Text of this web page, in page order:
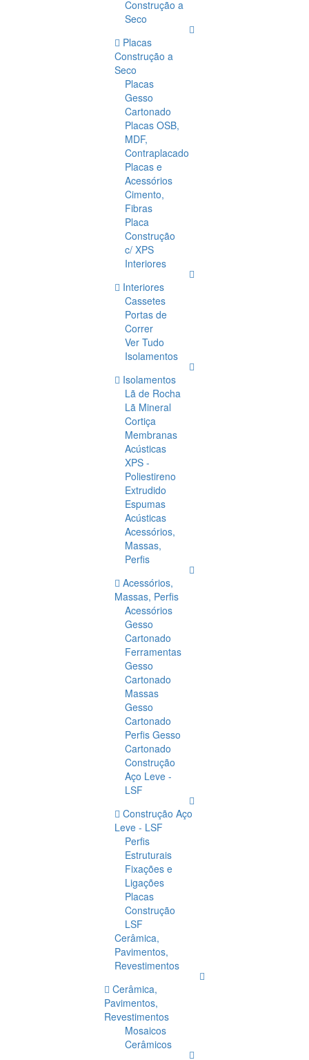
Construção a
Seco
Placas
Construção a
Seco
Placas
Gesso
Cartonado
Placas OSB,
MDF,
Contraplacado
Placas e
Acessórios
Cimento,
Fibras
Placa
Construção
c/ XPS
Interiores
Interiores
Cassetes
Portas de
Correr
Ver Tudo
Isolamentos
Isolamentos
Lã de Rocha
Lã Mineral
Cortiça
Membranas
Acústicas
XPS -
Poliestireno
Extrudido
Espumas
Acústicas
Acessórios,
Massas,
Perfis
Acessórios,
Massas, Perfis
Acessórios
Gesso
Cartonado
Ferramentas
Gesso
Cartonado
Massas
Gesso
Cartonado
Perfis Gesso
Cartonado
Construção
Aço Leve -
LSF
Construção Aço
Leve - LSF
Perfis
Estruturais
Fixações e
Ligações
Placas
Construção
LSF
Cerâmica,
Pavimentos,
Revestimentos
Cerâmica,
Pavimentos,
Revestimentos
Mosaicos
Cerâmicos